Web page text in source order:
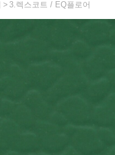
3.렉스코트 / EQ플로어